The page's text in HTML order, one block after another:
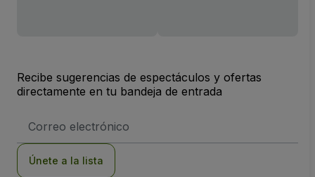
Recibe sugerencias de espectáculos y ofertas
directamente en tu bandeja de entrada
de
Únete a la lista